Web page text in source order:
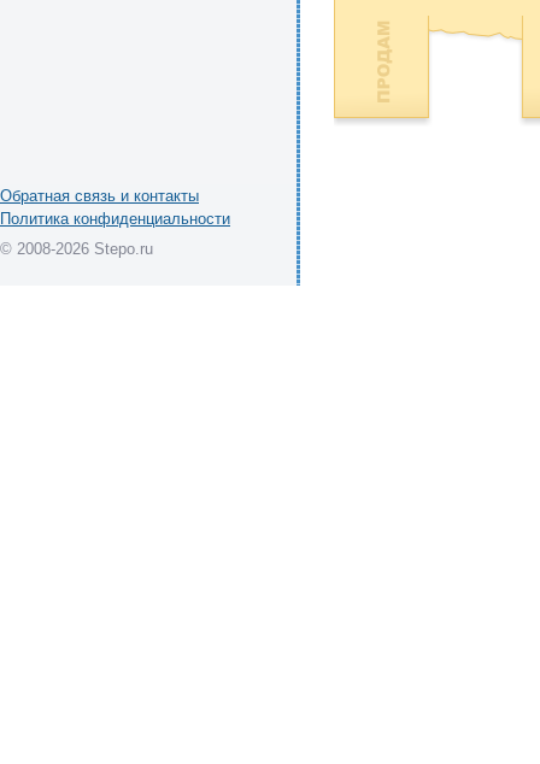
Обратная связь и контакты
Политика конфиденциальности
© 2008-2026 Stepo.ru